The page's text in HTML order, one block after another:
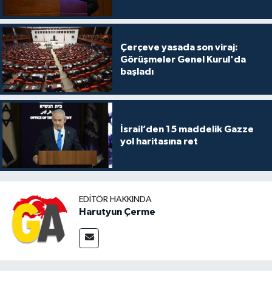
Çerçeve yasada son viraj:
Görüşmeler Genel Kurul'da
başladı
İsrail’den 15 maddelik Gazze
yol haritasına ret
EDITÖR HAKKINDA
Harutyun Çerme